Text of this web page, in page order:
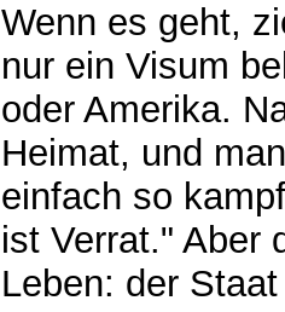
Wenn es geht,
nur ein Visum
oder Amerika.
Heimat, und
einfach so
ist Verrat." Aber
Leben: der